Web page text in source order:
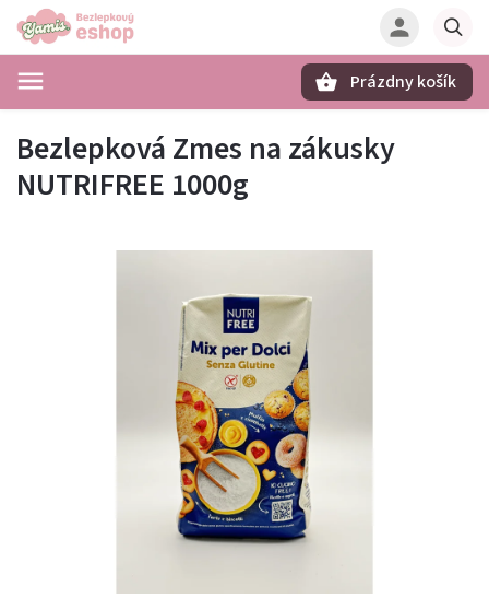
Prázdny košík
Bezlepková Zmes na zákusky
NUTRIFREE 1000g